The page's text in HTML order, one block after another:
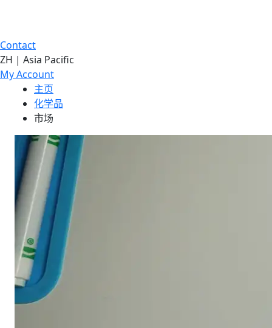
Contact
ZH | Asia Pacific
My Account
主页
化学品
市场